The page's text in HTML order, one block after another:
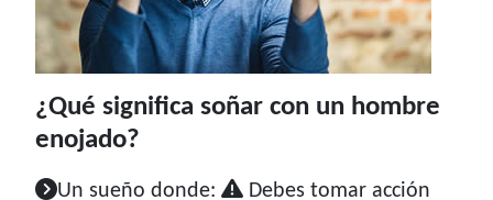
¿Qué significa soñar con un hombre
enojado?
Un sueño donde: Debes tomar acción